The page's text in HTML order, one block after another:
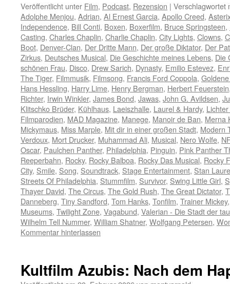
Veröffentlicht unter Film, Podcast, Rezension | Verschlagwortet
Adolphe Menjou, Adrian, Al Ernest Garcia, Apollo Creed,
Independence, Bill Conti, Boxen, Boxerfilm, Bruce Springsteen,
Casting, Charles Chaplin, Charlie Chaplin, City Lights, Clowns,
Boot, Denver-Clan, Der Dritte Mann, Der große Diktator, Der
Zirkus, Deutsches Musical, Die Geschichte meines Lebens, Die
schönen Frau, Disco, Drew Sarich, Dynasty, Emilio Estevez,
The Tiger, Filmmusik, Filmsong, Francis Ford Coppola,
Hans Hessling, Harry Lime, Henry Bergman, Herbert Feuerstein
Richter, Irwin Winkler, James Bond, Jawas, John G. Avildsen,
Klitschko Brüder, Kühlhaus, Laeiszhalle, Laurel & Hardy,
Filmparodien, MAD Magazine, Manege, Manoir de Ban, Merna
Mickymaus, Miss Marple, Mit dir in einer großen Stadt, Modern
Verdoux, Mort Drucker, Muhammad Ali, Musical, Nero Wolfe,
Oscar, Paulchen Panther, Philadelphia, Pinguin, Pink Panther
Reeperbahn, Rocky, Rocky Balboa, Rocky Das Musical, Rocky
City, Smile, Song, Soundtrack, Stage Entertainment, Stan
Streets Of Philadelphia, Stummfilm, Survivor, Swing Little Girl,
Thayer David, The Circus, The Gold Rush, The Great Dictator,
Danneberg, Tiny Sandford, Tom Hanks, Tonfilm, Trainer Mickey
Museums, Twilight Zone, Vagabund, Valerian - Die Stadt der
Wilhelm Tell Nummer, William Shatner, Wolfgang Petersen,
Kommentar hinterlassen
Kultfilm Azubis: Nach dem